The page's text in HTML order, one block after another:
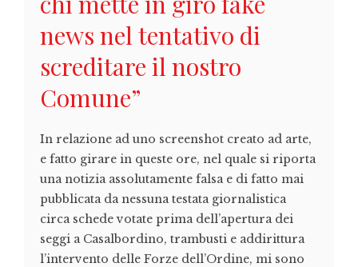
news nel tentativo di
screditare il nostro
Comune”
In relazione ad uno screenshot creato ad arte,
e fatto girare in queste ore, nel quale si riporta
una notizia assolutamente falsa e di fatto mai
pubblicata da nessuna testata giornalistica
circa schede votate prima dell’apertura dei
seggi a Casalbordino, trambusti e addirittura
l’intervento delle Forze dell’Ordine, mi sono